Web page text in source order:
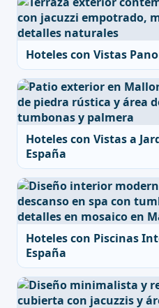
Hoteles con Vistas
Hoteles con Vistas a
España
Hoteles con Piscinas
España